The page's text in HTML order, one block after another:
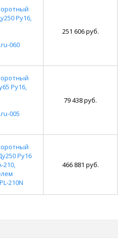
Ру16,
060
251 606 руб.
Ру16,
005
79 438 руб.
Ру16
210N
466 881 руб.